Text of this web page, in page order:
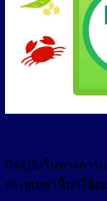
ปัจจุบันในทางการ
ทะเลเหล่านี้มาใช้อ